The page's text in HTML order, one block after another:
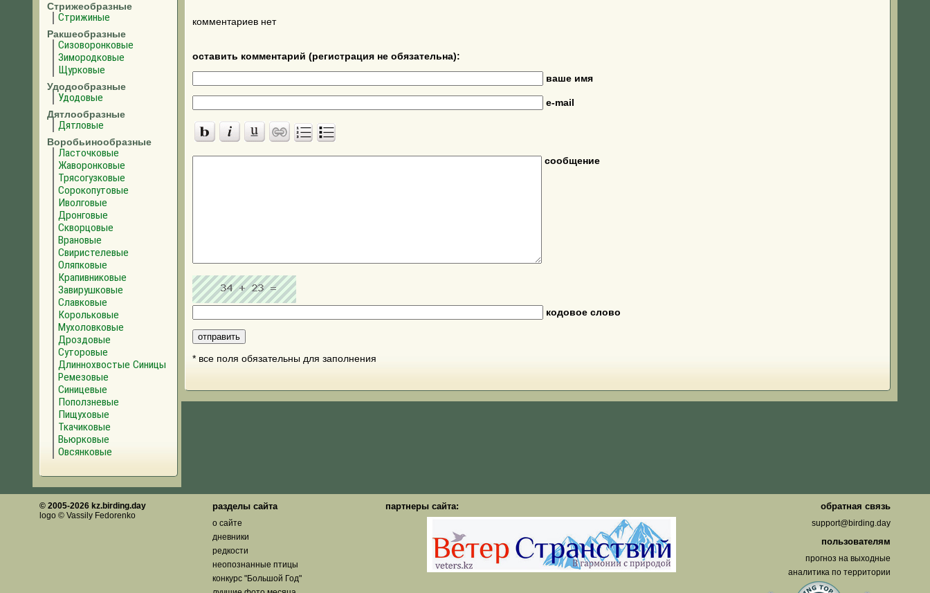
Стрижеобразные
Стрижиные
Ракшеобразные
Сизоворонковые
Зимородковые
Щурковые
Удодообразные
Удодовые
Дятлообразные
Дятловые
Воробьинообразные
Ласточковые
Жаворонковые
Трясогузковые
Сорокопутовые
Иволговые
Дронговые
Скворцовые
Врановые
Свиристелевые
Оляпковые
Крапивниковые
Завирушковые
Славковые
Корольковые
Мухоловковые
Дроздовые
Суторовые
Длиннохвостые Синицы
Ремезовые
Синицевые
Поползневые
Пищуховые
Ткачиковые
Вьюрковые
Овсянковые
комментариев нет
оставить комментарий (регистрация не обязательна):
ваше имя
e-mail
сообщение
кодовое слово
* все поля обязательны для заполнения
© 2005-2026 kz.birding.day
logo © Vassily Fedorenko
разделы сайта
о сайте
дневники
редкости
неопознанные птицы
конкурс "Большой Год"
партнеры сайта: обратная связь
support@birding.day
пользователям
прогноз на выходные
аналитика по территории